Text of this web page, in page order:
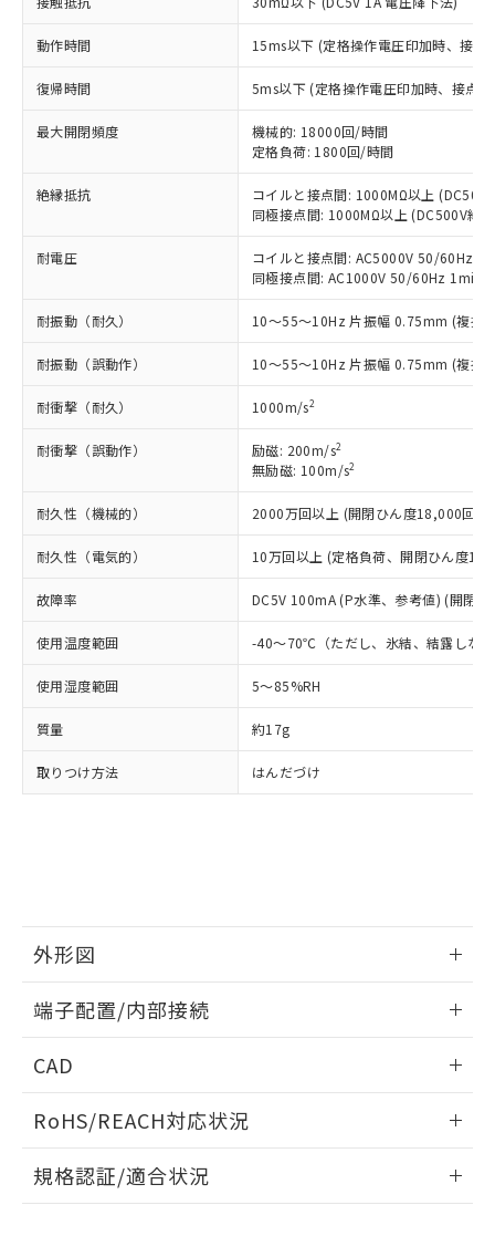
動作時間 15ms以下 (定格操作電圧印加時、接点
復帰時間 5ms以下 (定格操作電圧印加時、接点
最大開閉頻度
機械的: 18000回/時間
定格負荷: 1800回/時間
絶縁抵抗
コイルと接点間: 1000MΩ以上
同極接点間: 1000MΩ以上 (DC500V絶
耐電圧
コイルと接点間: AC5000V 50/60Hz
同極接点間: AC1000V 50/60Hz 1min
耐振動（耐久） 10～55～10Hz 片振幅 0.75mm (複振
耐振動（誤動作） 10～55～10Hz 片振幅 0.75mm (複振
耐衝撃（耐久） 1000m/s2
耐衝撃（誤動作） 励磁: 200m/s2
無励磁: 100m/s2
耐久性（機械的） 2000万回以上 (開閉ひん度18,000回/h)
耐久性（電気的） 10万回以上 (定格負荷、開閉ひん度
故障率 DC5V 100mA (P水準、参考値) (開閉
使用温度範囲 -40～70℃（ただし、氷結、結露しな
使用湿度範囲 5～85%RH
質量 約17g
取りつけ方法 はんだづけ
外形図
外形図
端子配置/内部接続
端子配置/内部接続
CAD
ドすることができます。
ログイン/会員登録
RoHS/REACH対応状況
G2R-1-H DC24のRoHS対応状況については、営業部門もしく
規格認証/適合状況
本サービスは、当社制御機器事業取扱
商品の当社在庫状況および標準価格
(税抜)を提供させていただくもので
当社制御機器事業取扱商品の中には、
本サービスの対象外となる商品もある
ことをご了承ください。
在庫状況および標準価格照会結果は、
記載している更新日時点での社内デー
タに基づき作成されるものであり、閲
覧された時点での実際の在庫および標
準価格とは異なる場合があることをご
正式な納期状況および標準価格はお客
様のお取引先、またはお客様担当のオ
ムロン制御機器販売店・当社販売員に
ご相談ください。
オムロン制御機器販売店や当社販売拠
点は「
販売ネットワーク
」をご確認
在庫状況および標準価格結果を当社の
事前の承諾なく第三者に漏洩または開
示しないようお願いします。
マイパーツ機能（部品リスト作成サー
ビス）をご利用いただくには、I-Web
メンバーズにご登録されている必要が
お客様が当ウェブサイト上で当社にご
登録された部品リストについて、当社
および当社の共同利用者が、当社の製
品・サービスに関するお客様との取
をご了承ください。
定はありません。
調査・確認中：EU RoHS指令（10物質）の
非含有の対応状況を調査中または確認中の
非該当品：ライセンス料など無形物で、有
害物質有無と関係のない商品です。
仕入先様の事情により、非含有部品として
いたものが、含有品と判明した場合などや
むを得ず変更することがあります。
*EU RoHS指令（10物質）：
鉛(Pb) 1000ppm以下、 水銀(Hg) 1000ppm以下、 カド
六価クロム(Cr(Ⅵ)) 1000ppm以下、ポリ臭化ビフェニル
類(PBB) 1000ppm以下、ポリ臭化ジフェニルエーテル類
(PBDE) 1000ppm以下、フタル酸ビス(2-エチルヘキシ
ルベンジル（BBP） 1000ppm以下、フタル酸ジブチル
（DBP） 1000ppm以下、フタル酸ジイソブチル
但し、RoHS指令で産業用監視および制御機器に対する
適用除外項目は除く。
図的な使用がないことを確認しています。
※2 対応予定月
部品在庫の切り替え状況などにより、予定
※3 非含有証明書ダウンロード
下記の非含有証明書をダウンロードするこ
EU RoHS指令（10物質）の非含有証明書
荷製品に未対応品が混在することから備考
欄に対応日を記載しておりました。
既に当社にて対応品への在庫切替を完了
していることから、特段のことがない限
※1 中国RoHS○×表
「○」：最大均質材料含有率が中国RoHSの
基準値以下であることを示します。
「×」：最大均質材料含有率が中国RoHSの
基準値を超えていることを示します。
「－」：未確認です。当社販売部門へお問
*中国RoHS10物質の基準値 (GB/T26572)：
Pb(鉛) :1000ppm、 Hg(水銀) : 1000ppm、 Cd(カドミウ
ニル類) : 1000ppm、 PBDEs(ポリ臭化ジフェニルエーテ
DBP(フタル酸ジブチル) : 1000ppm、 DIBP(フタル酸ジ
イソブチル) : 1000ppm、 BBP(フタル酸ブチルベンジ
DEHP(フタル酸ビス(2-エチルヘキシル)) : 1000ppm
※2 環境保護使用期限
「ｅ」：有害物質（10物質）のすべてが基
準値以下であることを示します。
「10」：通常の使用状況下において有害物
及ぼさない年数を意味します。
「－」：未確認です。当社販売部門へお問
い合わせください。
当社は、これら貴社製品のうち、外国
為替および外国貿易法に定める商品
（以下｢規制貨物等」という）を輸出
または国外への提供する場合は、日本
国政府の輸出許可(または役務取引許
可)を取得するなどの必要な手続きを
当社は規制貨物を破棄する場合は、完
全に破砕するなど、違法に輸出されな
いよう必要な手段を講じます。
当社は貴社製品を、核兵器、ミサイ
ル、化学兵器、生物兵器またはその他
武器並びにこれらの製造装置等に一切
使用いたしません。
当社は、貴社製品を第三者に販売する
場合は、上記1、2および3の内容を当
販売先および販売に係わる関係者が違
法に輸出するおそれがある場合は、取
キャンセル
○ 一定数以上の在庫あり
△ 一定数には満たないが在庫あり
在庫なし(最新の在庫状況につ
いては、お客様のお取引先、ま
たはお客様担当のオムロン制御
受注生産機種、また在庫状況の
情報を公開していない機種